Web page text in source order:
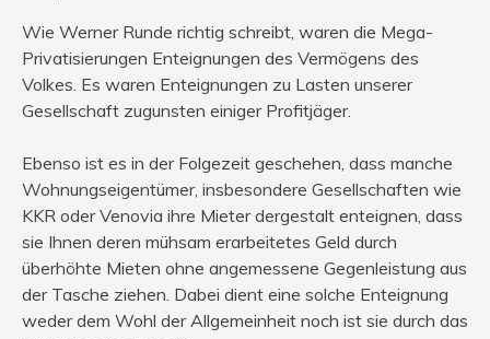
Wie Werner Runde richtig schreibt, waren die Mega-
Privatisierungen Enteignungen des Vermögens des
Volkes. Es waren Enteignungen zu Lasten unserer
Gesellschaft zugunsten einiger Profitjäger.
Ebenso ist es in der Folgezeit geschehen, dass manche
Wohnungseigentümer, insbesondere Gesellschaften wie
KKR oder Venovia ihre Mieter dergestalt enteignen, dass
sie Ihnen deren mühsam erarbeitetes Geld durch
überhöhte Mieten ohne angemessene Gegenleistung aus
der Tasche ziehen. Dabei dient eine solche Enteignung
weder dem Wohl der Allgemeinheit noch ist sie durch das